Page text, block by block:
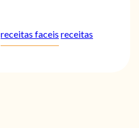
receitas faceis receitas